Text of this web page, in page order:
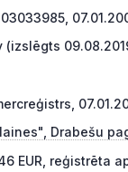
(izslēgts
Drabešu
EUR, reģistrēta